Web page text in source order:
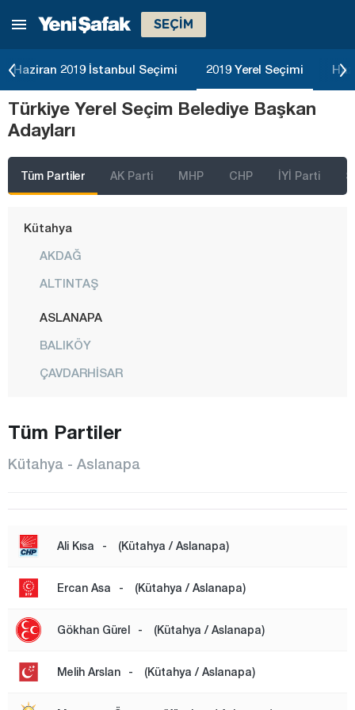
SEÇİM
Haziran 2019 İstanbul Seçimi 2019 Yerel Seçimi
Türkiye Yerel Seçim Belediye Başkan
Adayları
Tüm Partiler AK Parti MHP CHP İYİ Parti
Kayseri
Kırşehir
Kilis
Konya
Kütahya
AKDAĞ
ALTINTAŞ
ASLANAPA
BALIKÖY
ÇAVDARHİSAR
ÇUKURCA
DEMİRCİ
DUMLUPINAR
EMET
GEDİZ
GÖKLER
HİSARCIK
Tüm Partiler
Kütahya - Aslanapa
Ali Kısa - (Kütahya / Aslanapa)
Ercan Asa - (Kütahya / Aslanapa)
Gökhan Gürel - (Kütahya / Aslanapa)
Melih Arslan - (Kütahya / Aslanapa)